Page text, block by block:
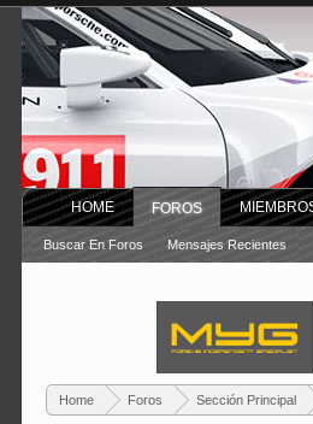
Home Foros Sección Principal
HOME FOROS
Buscar En Foros Mensajes Recientes